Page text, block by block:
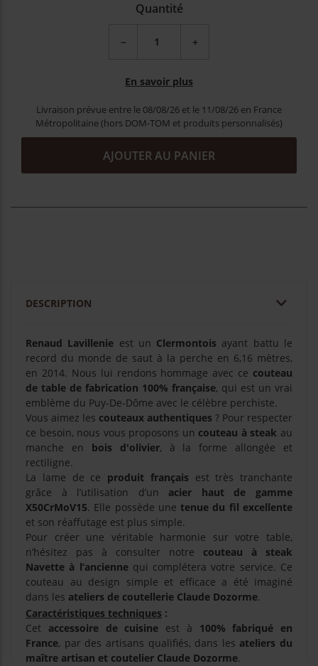
Quantité
− +
En savoir plus
Livraison prévue entre le 08/08/26 et le 11/08/26 en France
Métropolitaine (hors DOM-TOM et produits personnalisés)
AJOUTER AU PANIER
DESCRIPTION 
Renaud Lavillenie est un Clermontois ayant battu le
record du monde de saut à la perche en 6,16 mètres,
en 2014. Nous lui rendons hommage avec ce couteau
de table de fabrication 100% française, qui est un vrai
emblème du Puy-De-Dôme avec le célèbre perchiste.
Vous aimez les couteaux authentiques ? Pour respecter
ce besoin, nous vous proposons un couteau à steak au
manche en bois d'olivier, à la forme allongée et
rectiligne.
La lame de ce produit français est très tranchante
grâce à l’utilisation d’un acier haut de gamme
X50CrMoV15. Elle possède une tenue du fil excellente
et son réaffutage est plus simple.
Pour créer une véritable harmonie sur votre table,
n’hésitez pas à consulter notre couteau à steak
Navette à l’anciennequi complétera votre service. Ce
couteau au design simple et efficace a été imaginé
dans les ateliers de coutellerie Claude Dozorme.
Caractéristiques techniques :
Cet accessoire de cuisine est à 100% fabriqué en
France, par des artisans qualifiés, dans les ateliers du
maître artisan et coutelier Claude Dozorme.